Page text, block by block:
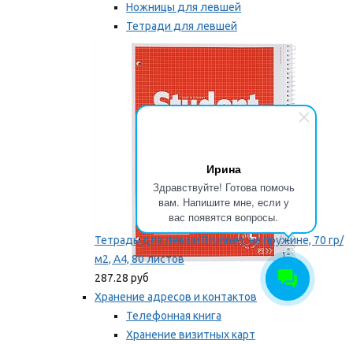
Ирина
Здравствуйте! Готова помочь
вам. Напишите мне, если у
вас появятся вопросы.
Ножницы для левшей
Тетради для левшей
Точилки для левшей
Мы рекомендуем
Тетрадь для левши Brunnen, на пружине, 70 гр/
м2, А4, 80 листов
287.28 руб
Хранение адресов и контактов
Телефонная книга
Хранение визитных карт